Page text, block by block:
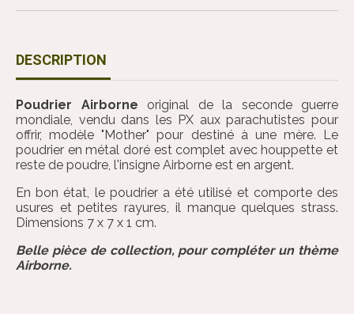
DESCRIPTION
Poudrier Airborne original de la seconde guerre
mondiale, vendu dans les PX aux parachutistes pour
offrir, modèle "Mother" pour destiné à une mère. Le
poudrier en métal doré est complet avec houppette et
reste de poudre, l'insigne Airborne est en argent.
En bon état, le poudrier a été utilisé et comporte des
usures et petites rayures, il manque quelques strass.
Dimensions 7 x 7 x 1 cm.
Belle pièce de collection, pour compléter un thème
Airborne.